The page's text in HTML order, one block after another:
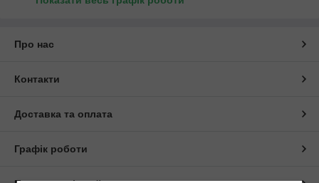
Про нас
Контакти
Доставка та оплата
Графік роботи